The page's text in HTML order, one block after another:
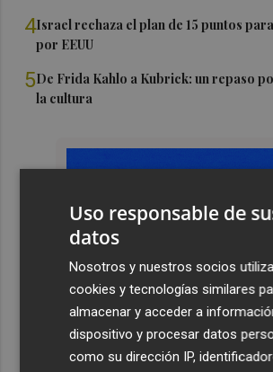
4Israel rechaza el plan de 15 puntos
por EEUU
5De Frida Kahlo a Kubrick: un repaso
la cultura
Uso responsable de
datos
Nosotros y nuestros socios
cookies y tecnologías similares
almacenar y acceder a
dispositivo y procesar datos
como su dirección IP,